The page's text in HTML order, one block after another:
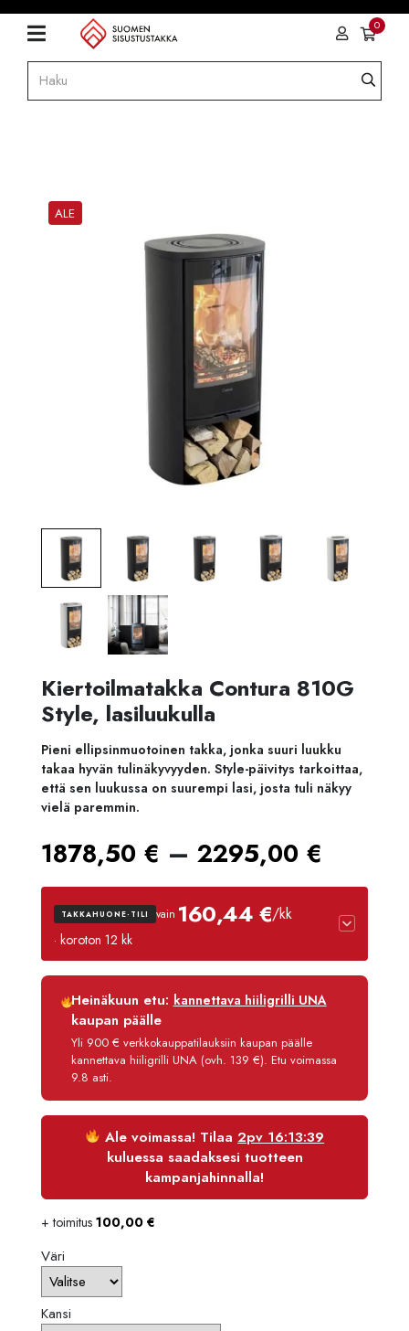
0
ALE
Kiertoilmatakka Contura 810G
Style, lasiluukulla
Pieni ellipsinmuotoinen takka, jonka suuri luukku
takaa hyvän tulinäkyvyyden. Style-päivitys tarkoittaa,
että sen luukussa on suurempi lasi, josta tuli näkyy
vielä paremmin.
1878,50 € – 2295,00 €
TAKKAHUONE-TILI vain 160,44 €/kk
· koroton 12 kk
Luottoaika
12 kk
Korko
Käsittelymaksu
3,90 €/kk
Maksettava yhteensä
1 925,30 €
Heinäkuun etu: kannettava hiiligrilli UNA
kaupan päälle
Yli 900 € verkkokauppatilauksiin kaupan päälle
kannettava hiiligrilli UNA (ovh. 139 €). Etu voimassa
9.8 asti.
Ale voimassa! Tilaa2pv 16:13:39
kuluessa saadaksesi tuotteen
kampanjahinnalla!
+ toimitus 100,00 €
Väri
Kansi